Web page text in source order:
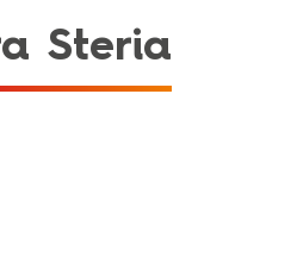
Steria